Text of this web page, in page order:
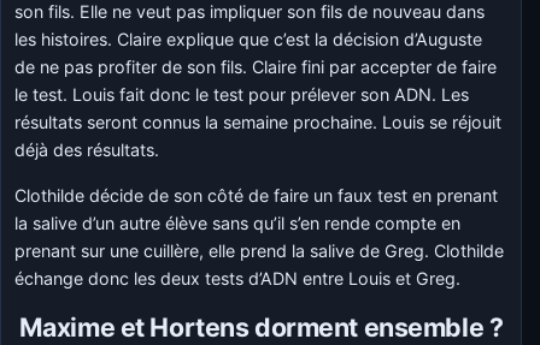
son fils. Elle ne veut pas impliquer son fils de nouveau dans
les histoires. Claire explique que c’est la décision d’Auguste
de ne pas profiter de son fils. Claire fini par accepter de faire
le test. Louis fait donc le test pour prélever son ADN. Les
résultats seront connus la semaine prochaine. Louis se réjouit
déjà des résultats.
Clothilde décide de son côté de faire un faux test en prenant
la salive d’un autre élève sans qu’il s’en rende compte en
prenant sur une cuillère, elle prend la salive de Greg. Clothilde
échange donc les deux tests d’ADN entre Louis et Greg.
Maxime et Hortens dorment ensemble ?